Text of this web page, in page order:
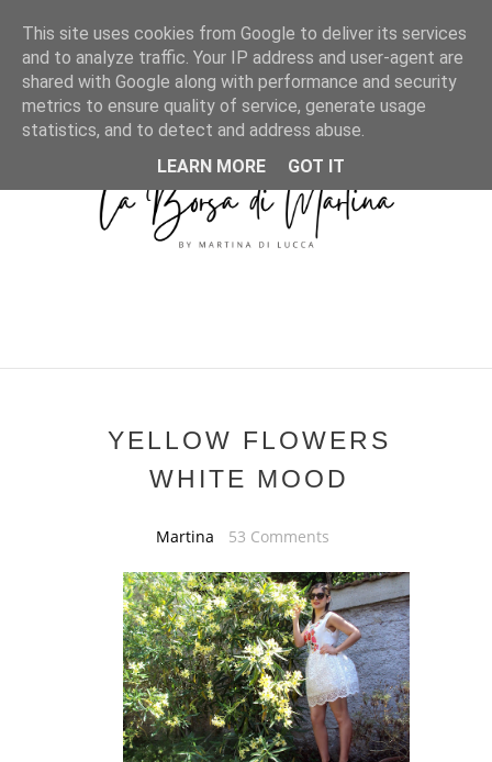
MENU
YELLOW FLOWERS
WHITE MOOD
Martina 53 Comments
This site uses cookies from Google to deliver its services
and to analyze traffic. Your IP address and user-agent are
shared with Google along with performance and security
metrics to ensure quality of service, generate usage
statistics, and to detect and address abuse.
LEARN MORE
GOT IT